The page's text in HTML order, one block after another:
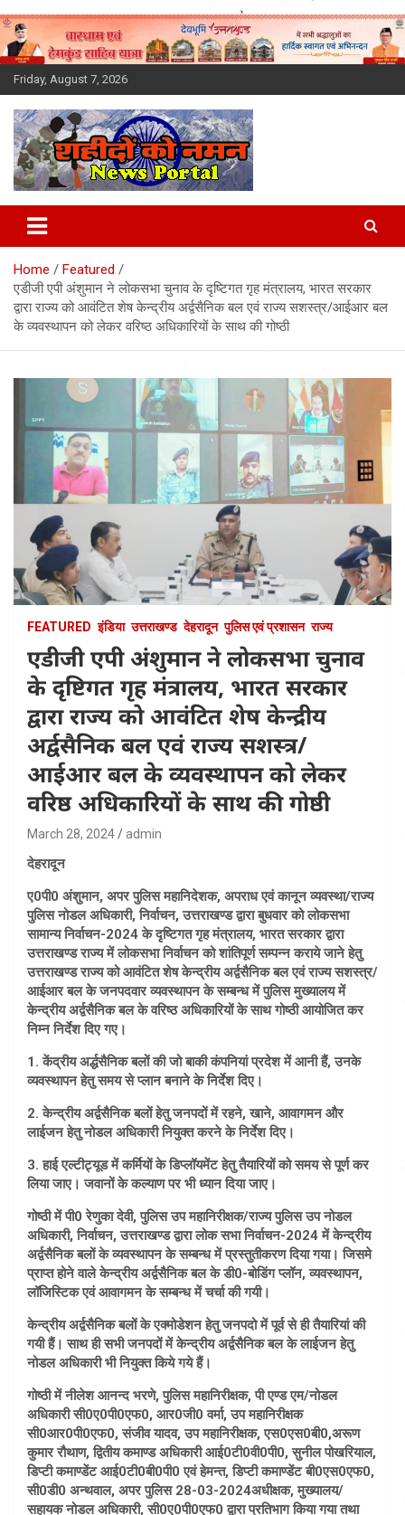
Skip
to
content
Friday, August 7, 2026
Latest News Today, Breaking
News, Uttarakhand News in
Hindi
Home
Featured
एडीजी एपी अंशुमान ने लोकसभा चुनाव के दृष्टिगत गृह मंत्रालय, भारत सरकार
द्वारा राज्य को आवंटित शेष केन्द्रीय अर्द्वसैनिक बल एवं राज्य सशस्त्र/आईआर बल
के व्यवस्थापन को लेकर वरिष्ठ अधिकारियों के साथ की गोष्ठी
FEATURED इंडिया उत्तराखण्ड देहरादून पुलिस एवं प्रशासन राज्य
एडीजी एपी अंशुमान ने लोकसभा चुनाव
के दृष्टिगत गृह मंत्रालय, भारत सरकार
द्वारा राज्य को आवंटित शेष केन्द्रीय
अर्द्वसैनिक बल एवं राज्य सशस्त्र/
आईआर बल के व्यवस्थापन को लेकर
वरिष्ठ अधिकारियों के साथ की गोष्ठी
March 28, 2024 admin
देहरादून
ए0पी0 अंशुमान, अपर पुलिस महानिदेशक, अपराध एवं कानून व्यवस्था/राज्य
पुलिस नोडल अधिकारी, निर्वाचन, उत्तराखण्ड द्वारा बुधवार को लोकसभा
सामान्य निर्वाचन-2024 के दृष्टिगत गृह मंत्रालय, भारत सरकार द्वारा
उत्तराखण्ड राज्य में लोकसभा निर्वाचन को शांतिपूर्ण सम्पन्न कराये जाने हेतु
उत्तराखण्ड राज्य को आवंटित शेष केन्द्रीय अर्द्वसैनिक बल एवं राज्य सशस्त्र/
आईआर बल के जनपदवार व्यवस्थापन के सम्बन्ध में पुलिस मुख्यालय में
केन्द्रीय अर्द्वसैनिक बल के वरिष्ठ अधिकारियों के साथ गोष्ठी आयोजित कर
निम्न निर्देश दिए गए।
1. केंद्रीय अर्द्धसैनिक बलों की जो बाकी कंपनियां प्रदेश में आनी हैं, उनके
व्यवस्थापन हेतु समय से प्लान बनाने के निर्देश दिए।
2. केन्द्रीय अर्द्वसैनिक बलों हेतु जनपदों में रहने, खाने, आवागमन और
लाईजन हेतु नोडल अधिकारी नियुक्त करने के निर्देश दिए।
3. हाई एल्टीट्यूड में कर्मियों के डिप्लॉयमेंट हेतु तैयारियों को समय से पूर्ण कर
लिया जाए। जवानों के कल्याण पर भी ध्यान दिया जाए।
गोष्ठी में पी0 रेणुका देवी, पुलिस उप महानिरीक्षक/राज्य पुलिस उप नोडल
अधिकारी, निर्वाचन, उत्तराखण्ड द्वारा लोक सभा निर्वाचन-2024 में केन्द्रीय
अर्द्वसैनिक बलों के व्यवस्थापन के सम्बन्ध में प्रस्तुतीकरण दिया गया। जिसमे
प्राप्त होने वाले केन्द्रीय अर्द्वसैनिक बल के डी0-बोडिंग प्लॉन, व्यवस्थापन,
लॉजिस्टिक एवं आवागमन के सम्बन्ध में चर्चा की गयी।
केन्द्रीय अर्द्वसैनिक बलों के एक्मोडेशन हेतु जनपदो में पूर्व से ही तैयारियां की
गयी हैं। साथ ही सभी जनपदों में केन्द्रीय अर्द्वसैनिक बल के लाईजन हेतु
नोडल अधिकारी भी नियुक्त किये गये हैं।
गोष्ठी में नीलेश आनन्द भरणे, पुलिस महानिरीक्षक, पी एण्ड एम/नोडल
अधिकारी सी0ए0पी0एफ0, आर0जी0 वर्मा, उप महानिरीक्षक
सी0आर0पी0एफ0, संजीव यादव, उप महानिरीक्षक, एस0एस0बी0,अरूण
कुमार रौथाण, द्वितीय कमाण्ड अधिकारी आई0टी0वी0पी0, सुनील पोखरियाल,
डिप्टी कमाण्डेंट आई0टी0बी0पी0 एवं हेमन्त, डिप्टी कमाण्डेंट बी0एस0एफ0,
सी0डी0 अन्थवाल, अपर पुलिस 28-03-2024अधीक्षक, मुख्यालय/
सहायक नोडल अधिकारी, सी0ए0पी0एफ0 द्वारा प्रतिभाग किया गया तथा